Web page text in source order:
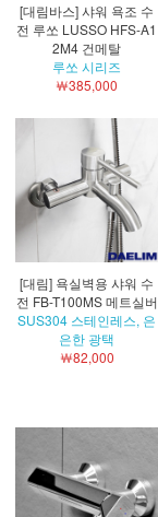
[대림바스] 샤워 욕조 수
전 루쏘 LUSSO HFS-A1
2M4 건메탈
루쏘 시리즈
￦385,000
[대림] 욕실벽용 샤워 수
전 FB-T100MS 메트실버
SUS304 스테인레스, 은
은한 광택
￦82,000